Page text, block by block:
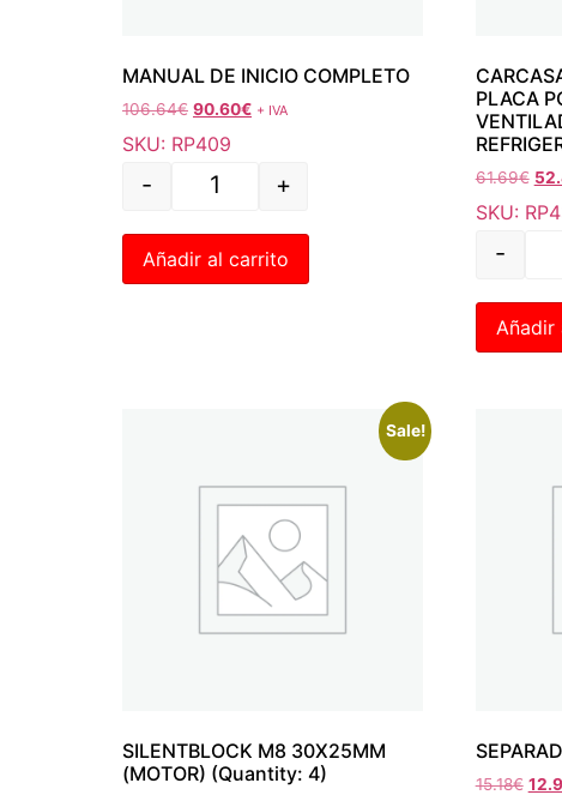
MANUAL DE INICIO COMPLETO
106.64€ 90.60€ + IVA
SKU: RP409
- +
Añadir al carrito
PLACA
61.69€
SKU:
-
Añadir
Sale!
SILENTBLOCK M8 30X25MM
(MOTOR) (Quantity: 4)
15.18€